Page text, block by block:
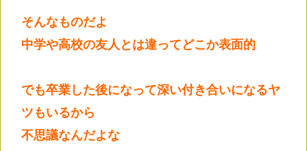
そんなものだよ
中学や高校の友人とは違ってどこか表面的
でも卒業した後になって深い付き合いになるヤ
ツもいるから
不思議なんだよな